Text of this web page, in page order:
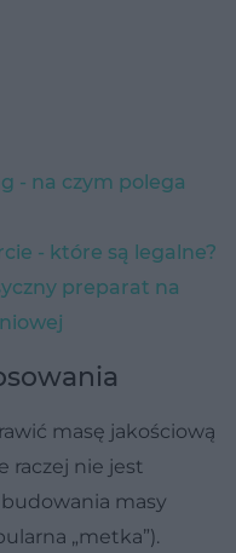
- na czym polega
- które są legalne?
preparat na
masę jakościową
raczej nie jest
masy
„metka”).